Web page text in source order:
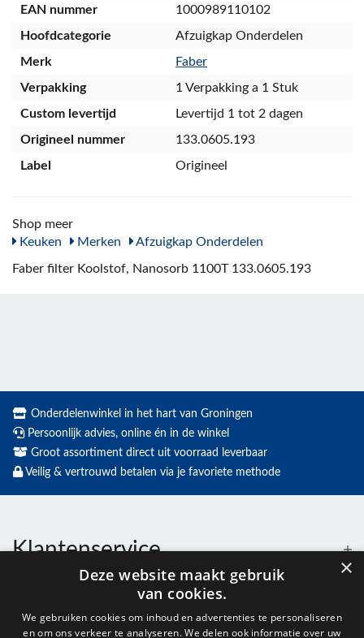
EAN nummer
1000989110102
Hoofdcategorie
Afzuigkap Onderdelen
Merk
Faber
Verpakking
1 Verpakking a 1 Stuk
Custom levertijd
Levertijd 1 tot 2 dagen
Origineel nummer
133.0605.193
Label
Origineel
Shop meer
Keuken
Merken Afzuigkap Onderdelen
Faber filter Koolstof, Nanosorb 1100T 133.0605.193
Onderdelenwinkel in het hart van Groningen
Persoonlijk advies, online én in de winkel
Groot assortiment direct uit voorraad leverbaar
Veilig & vertrouwd betalen via je favoriete methode
Klantenservice
×
Deze website maakt gebruik
van cookies.
We gebruiken cookies om inhoud en advertenties te personaliseren
en om ons verkeer te analyseren. We delen ook informatie over uw